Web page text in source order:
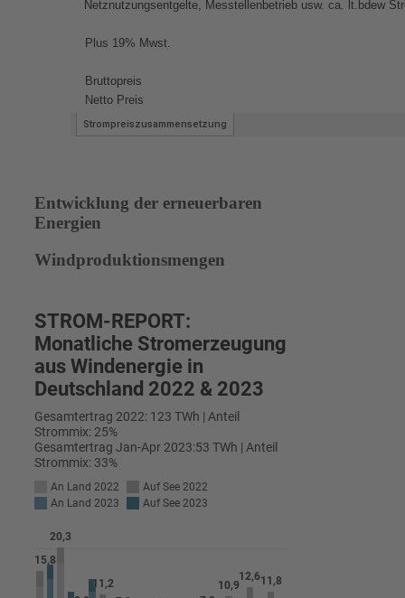
Entwicklung der erneuerbaren
Energien
Windproduktionsmengen